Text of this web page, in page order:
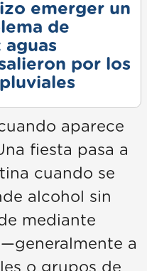
emerger un
de
aguas
por los
aparece
fiesta pasa a
cuando se
alcohol sin
mediante
a
o grupos de